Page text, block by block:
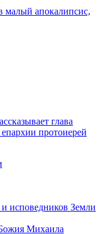
малый апокалипсис,
глава
протоиерей